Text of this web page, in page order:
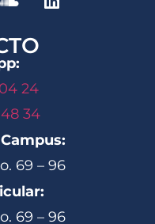
24
34
69 – 96
69 – 96